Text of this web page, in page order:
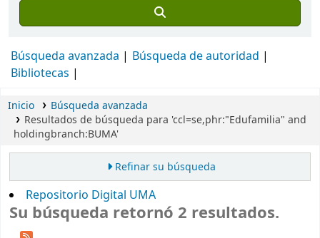
Búsqueda avanzada
Búsqueda de autoridad
Bibliotecas
Inicio
Búsqueda avanzada
Resultados de búsqueda para 'ccl=se,phr:"Edufamilia" and
holdingbranch:BUMA'
Refinar su búsqueda
Repositorio Digital UMA
Su búsqueda retornó 2 resultados.